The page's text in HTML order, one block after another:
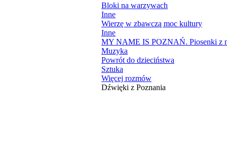
Bloki na warzywach
Inne
Wierzę w zbawczą moc kultury
Inne
MY NAME IS POZNAŃ. Piosenki z
Muzyka
Powrót do dzieciństwa
Sztuka
Więcej rozmów
Dźwięki z Poznania